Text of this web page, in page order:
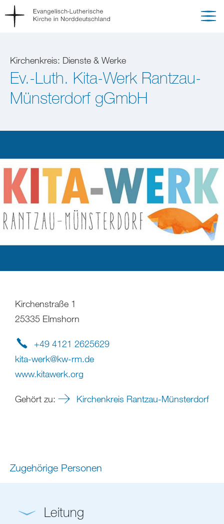
Kirchenkreis: Dienste & Werke
Ev.-Luth. Kita-Werk Rantzau-
Münsterdorf gGmbH
Kirchenstraße 1
25335 Elmshorn
+49 4121 2625629
kita-werk@kw-rm.de
www.kitawerk.org
Gehört zu: Kirchenkreis Rantzau-Münsterdorf
Zugehörige Personen
Leitung